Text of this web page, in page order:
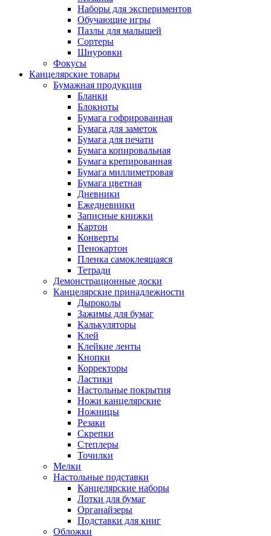
Наборы для экспериментов
Обучающие игры
Пазлы для малышей
Сортеры
Шнуровки
Фокусы
Канцелярские товары
Бумажная продукция
Бланки
Блокноты
Бумага гофрированная
Бумага для заметок
Бумага для печати
Бумага копировальная
Бумага крепированная
Бумага миллиметровая
Бумага цветная
Дневники
Ежедневники
Записные книжки
Картон
Конверты
Пенокартон
Пленка самоклеящаяся
Тетради
Демонстрационные доски
Канцелярские принадлежности
Дыроколы
Зажимы для бумаг
Калькуляторы
Клей
Клейкие ленты
Кнопки
Корректоры
Ластики
Настольные покрытия
Ножи канцелярские
Ножницы
Резаки
Скрепки
Степлеры
Точилки
Мелки
Настольные подставки
Канцелярские наборы
Лотки для бумаг
Органайзеры
Подставки для книг
Обложки